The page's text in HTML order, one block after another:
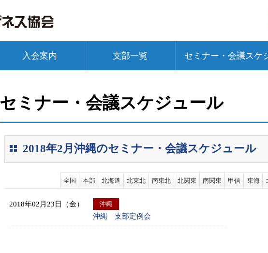
入会案内 支部一覧 セミナー・会議スケ
セミナー・会議スケジュール
2018年2月沖縄のセミナー・会議スケジュール
全国 本部 北海道 北東北 南東北 北関東 南関東 甲信 東海
2018年02月23日（金） 沖縄
沖縄 支部定例会